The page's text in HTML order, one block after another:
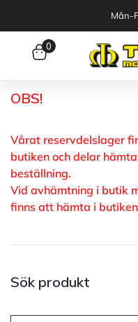
Mån-
0
OBS!
Vårat reservdelslager
butiken och delar
beställning.
Vid avhämtning i butik
finns att hämta i
Sök produkt